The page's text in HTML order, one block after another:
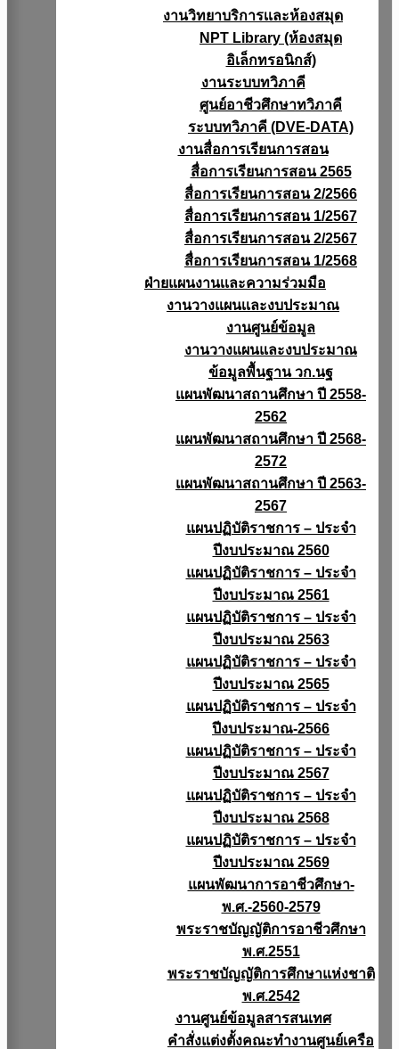
งานวิทยาบริการเเละห้องสมุด
NPT Library (ห้องสมุด
อิเล็กทรอนิกส์)
งานระบบทวิภาคี
ศูนย์อาชีวศึกษาทวิภาคี
ระบบทวิภาคี (DVE-DATA)
งานสื่อการเรียนการสอน
สื่อการเรียนการสอน 2565
สื่อการเรียนการสอน 2/2566
สื่อการเรียนการสอน 1/2567
สื่อการเรียนการสอน 2/2567
สื่อการเรียนการสอน 1/2568
ฝ่ายแผนงานเเละความร่วมมือ
งานวางแผนเเละงบประมาณ
งานศูนย์ข้อมูล
งานวางแผนและงบประมาณ
ข้อมูลพื้นฐาน วก.นฐ
แผนพัฒนาสถานศึกษา ปี 2558-
2562
แผนพัฒนาสถานศึกษา ปี 2568-
2572
แผนพัฒนาสถานศึกษา ปี 2563-
2567
แผนปฏิบัติราชการ – ประจำ
ปีงบประมาณ 2560
แผนปฏิบัติราชการ – ประจำ
ปีงบประมาณ 2561
แผนปฏิบัติราชการ – ประจำ
ปีงบประมาณ 2563
แผนปฏิบัติราชการ – ประจำ
ปีงบประมาณ 2565
แผนปฏิบัติราชการ – ประจำ
ปีงบประมาณ-2566
แผนปฏิบัติราชการ – ประจำ
ปีงบประมาณ 2567
แผนปฏิบัติราชการ – ประจำ
ปีงบประมาณ 2568
แผนปฏิบัติราชการ – ประจำ
ปีงบประมาณ 2569
แผนพัฒนาการอาชีวศึกษา-
พ.ศ.-2560-2579
พระราชบัญญัติการอาชีวศึกษา
พ.ศ.2551
พระราชบัญญัติการศึกษาแห่งชาติ
พ.ศ.2542
งานศูนย์ข้อมูลสารสนเทศ
คำสั่งแต่งตั้งคณะทำงานศูนย์เครือ